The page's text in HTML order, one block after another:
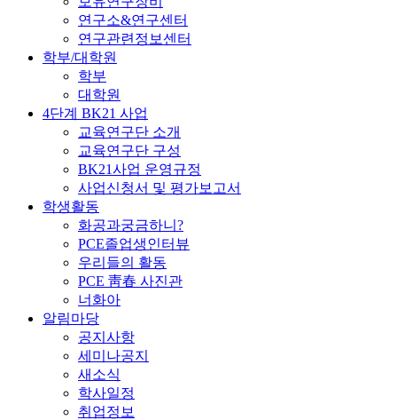
연구소&연구센터
연구관련정보센터
학부/대학원
학부
대학원
4단계 BK21 사업
교육연구단 소개
교육연구단 구성
BK21사업 운영규정
사업신청서 및 평가보고서
학생활동
화공과궁금하니?
PCE졸업생인터뷰
우리들의 활동
PCE 靑春 사진관
너화아
알림마당
공지사항
세미나공지
새소식
학사일정
취업정보